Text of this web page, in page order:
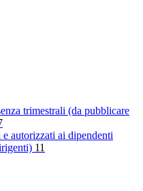
trimestrali (da pubblicare
autorizzati ai dipendenti
11